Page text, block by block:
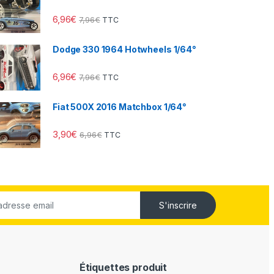
6,96€ 7,96€ TTC
Dodge 330 1964 Hotwheels 1/64°
6,96€ 7,96€ TTC
Fiat 500X 2016 Matchbox 1/64°
3,90€ 6,96€ TTC
S'inscrire
Étiquettes produit